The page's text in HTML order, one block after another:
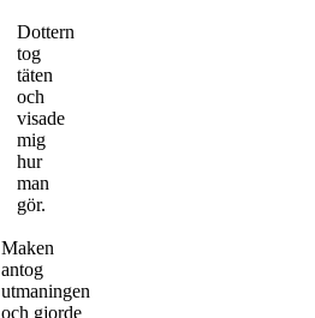
Dottern
tog
täten
och
visade
mig
hur
man
gör.
Maken
antog
utmaningen
och gjorde